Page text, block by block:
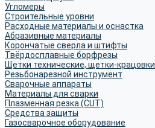
Угломеры
Строительные уровни
Расходные материалы и оснастка
Абразивные материалы
Корончатые сверла и штифты
Твёрдосплавные борфрезы
Щетки технические, щетки-крацовки
Резьбонарезной инструмент
Сварочные аппараты
Материалы для сварки
Плазменная резка (CUT)
Средства защиты
Газосварочное оборудование